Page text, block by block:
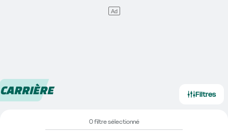
CARRIÈRE Filtres
0 filtre sélectionné